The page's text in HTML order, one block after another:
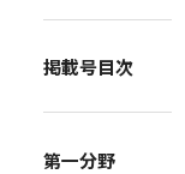
掲載号目次
第一分野